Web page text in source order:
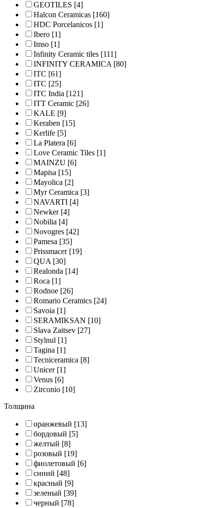
GEOTILES [4]
Halcon Ceramicas [160]
HDC Porcelanicos [1]
Ibero [1]
Imso [1]
Infinity Ceramic tiles [111]
INFINITY CERAMICA[80]
ITC [61]
ITC [25]
ITC India [121]
ITT Ceramic [26]
KALE [9]
Keraben [15]
Kerlife [5]
La Platera [6]
Love Ceramic Tiles [1]
MAINZU [6]
Mapisa [15]
Mayolica [2]
Myr Ceramica [3]
NAVARTI [4]
Newker[4]
Nobilia [4]
Novogres [42]
Pamesa [35]
Prissmacer[19]
QUA[30]
Realonda [14]
Roca [1]
Rodnoe [26]
Romario Ceramics [24]
Savoia [1]
SERAMIKSAN [10]
Slava Zaitsev [27]
Stylnul [1]
Tagina [1]
Tecniceramica [8]
Unicer[1]
Venus [6]
Zirconio [10]
Толщина
оранжевый [13]
бордовый [5]
желтый [8]
розовый [19]
фиолетовый [6]
синий [48]
красный [9]
зеленый [39]
черный [78]